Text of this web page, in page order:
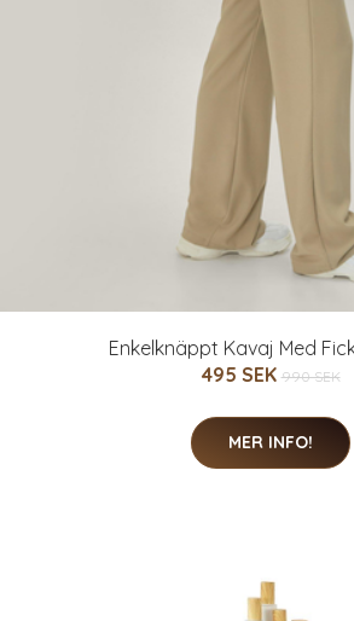
Enkelknäppt Kavaj Med
495 SEK 990 SEK
MER INFO!